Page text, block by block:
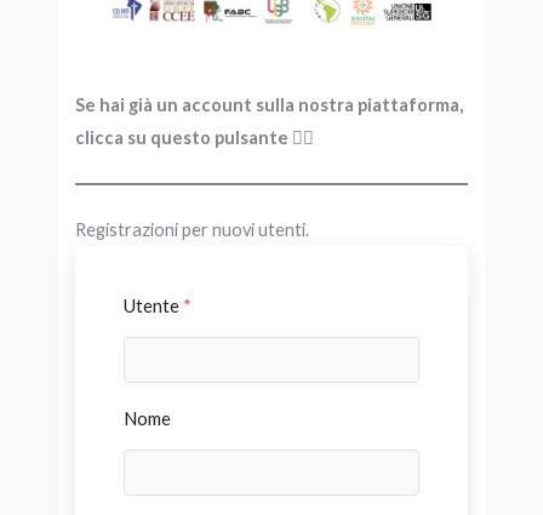
Se hai già un account sulla nostra piattaforma,
clicca su questo pulsante 👆🏿
Registrazioni per nuovi utenti.
Utente *
Nome